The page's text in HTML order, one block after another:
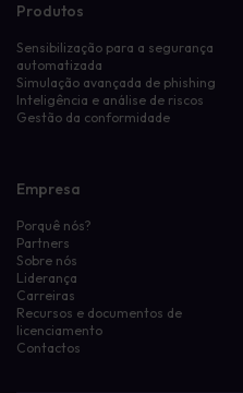
Produtos
Sensibilização para a segurança
automatizada
Simulação avançada de phishing
Inteligência e análise de riscos
Gestão da conformidade
Empresa
Porquê nós?
Partners
Sobre nós
Liderança
Carreiras
Recursos e documentos de
licenciamento
Contactos